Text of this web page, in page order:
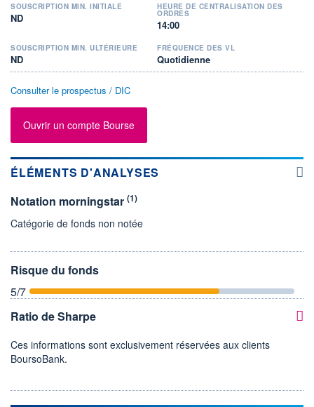
SOUSCRIPTION MIN. INITIALE
ND
HEURE DE CENTRALISATION DES
ORDRES
14:00
SOUSCRIPTION MIN. ULTÉRIEURE
ND
FRÉQUENCE DES VL
Quotidienne
Consulter le prospectus / DIC
Ouvrir un compte Bourse
ÉLÉMENTS D'ANALYSES
Notation morningstar (1)
Catégorie de fonds non notée
Risque du fonds
5/7
Ratio de Sharpe
Ces informations sont exclusivement réservées aux clients
BoursoBank.